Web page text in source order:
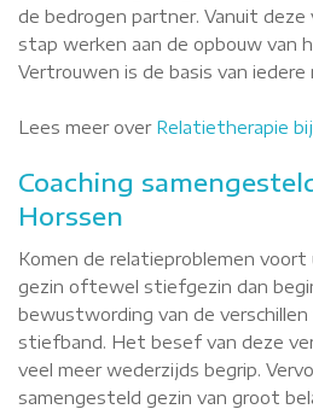
de bedrogen partner. Vanuit deze
stap werken aan de opbouw van
Vertrouwen is de basis van iedere
Lees meer over Relatietherapie
Coaching
Horssen
Komen de relatieproblemen
gezin oftewel stiefgezin dan
bewustwording van de
stiefband. Het besef van deze
veel meer wederzijds begrip.
samengesteld gezin van groot